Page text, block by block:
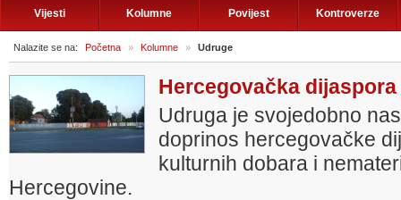
Vijesti Kolumne Povijest Kontroverze
Nalazite se na: Početna » Kolumne » Udruge
Hercegovačka
Udruga je svojedobno
doprinos hercegovačke
kulturnih dobara i
Hercegovine.